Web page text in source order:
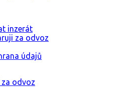
inzerát
za odvoz
údajů